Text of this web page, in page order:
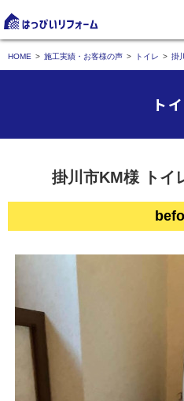
HOME 施工実績・お客様の声 トイレ 掛
ト
掛川市KM様 トイ